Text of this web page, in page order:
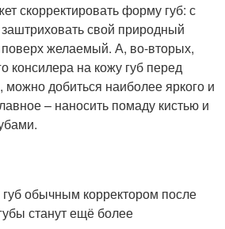
скорректировать форму губ: с
свой природный
поверх желаемый. А, во-вторых,
консилера на кожу губ перед
добиться наиболее яркого и
– наносить помаду кистью и
губ обычным корректором после
станут ещё более